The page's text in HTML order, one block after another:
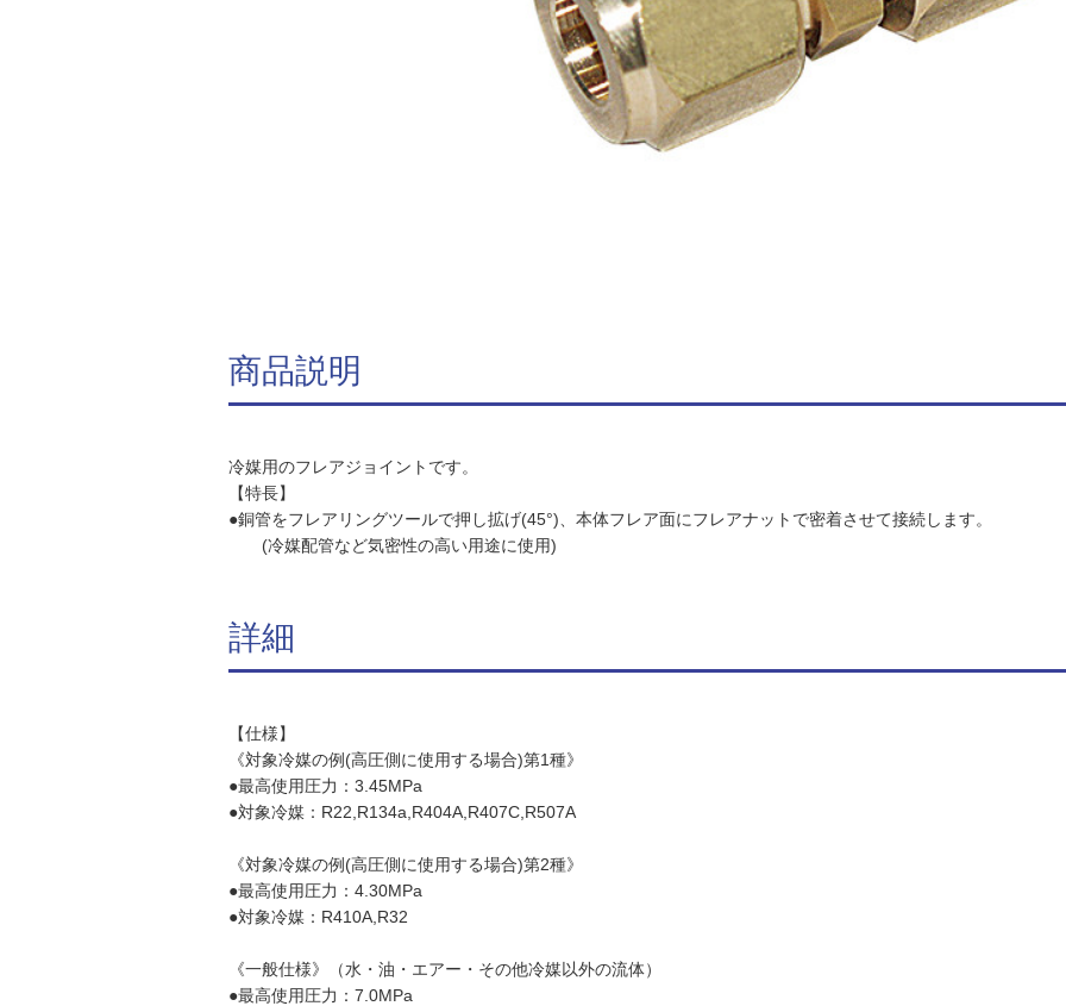
商品説明
冷媒用のフレアジョイントです。
【特長】
●銅管をフレアリングツールで押し拡げ(45°)、本体フレア面にフレアナットで密着させて接続します。
(冷媒配管など気密性の高い用途に使用)
詳細
【仕様】
《対象冷媒の例(高圧側に使用する場合)第1種》
●最高使用圧力：3.45MPa
●対象冷媒：R22,R134a,R404A,R407C,R507A
《対象冷媒の例(高圧側に使用する場合)第2種》
●最高使用圧力：4.30MPa
●対象冷媒：R410A,R32
《一般仕様》（水・油・エアー・その他冷媒以外の流体）
●最高使用圧力：7.0MPa